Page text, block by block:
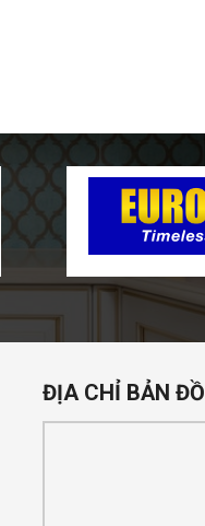
ĐỊA CHỈ BẢN ĐỒ